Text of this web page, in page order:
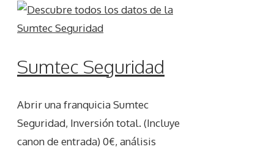
Sumtec Seguridad
Abrir una franquicia Sumtec
Seguridad, Inversión total. (Incluye
canon de entrada) 0€, análisis